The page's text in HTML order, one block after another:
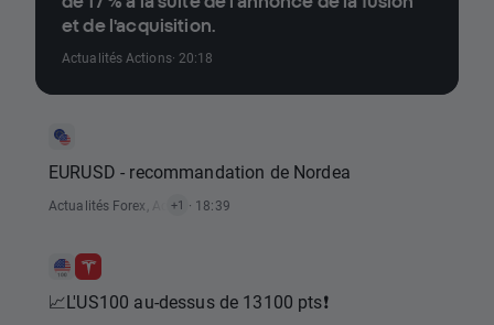
et de l'acquisition.
Actualités Actions· 20:18
EURUSD - recommandation de Nordea
Actualités Forex Actualités Signaux De Trading
+1 · 18:39
📈L'US100 au-dessus de 13100 pts❗